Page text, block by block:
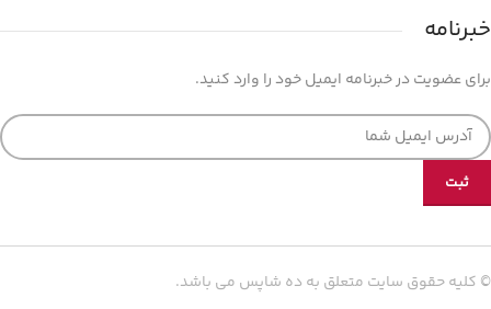
خبرنامه
برای عضویت در خبرنامه ایمیل خود را وارد کنید.
© کلیه حقوق سایت متعلق به ده شاپس می باشد.